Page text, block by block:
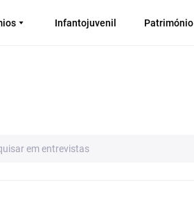
Infantojuvenil Património